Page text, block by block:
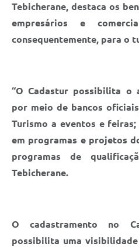
Tebicherane, destaca os
empresários e
consequentemente, para o
“O Cadastur possibilita o
por meio de bancos
Turismo a eventos e
em programas e projetos
programas de
Tebicherane.
O cadastramento no
possibilita uma